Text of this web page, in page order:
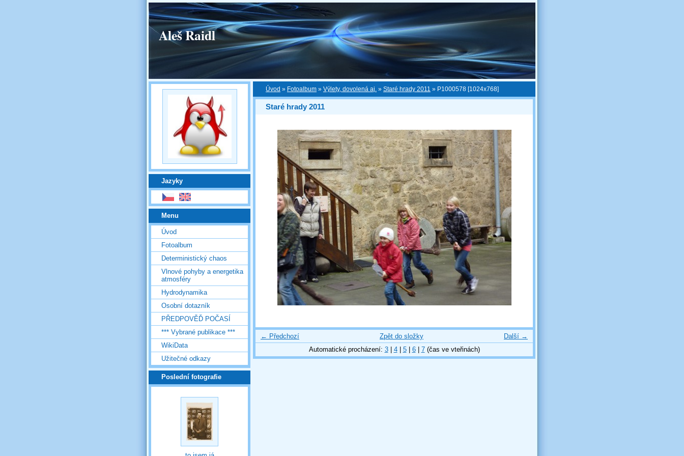
Aleš Raidl
Úvod » Fotoalbum » Výlety, dovolená aj. » Staré hrady 2011 » P1000578 [1024x768]
Staré hrady 2011
← Předchozí Další →
Zpět do složky
Automatické procházení: 3| 4| 5| 6| 7(čas ve vteřinách)
Jazyky
Menu
Úvod
Fotoalbum
Deterministický chaos
Vlnové pohyby a energetika
atmosféry
Hydrodynamika
Osobní dotazník
PŘEDPOVĚĎ POČASÍ
*** Vybrané publikace ***
WikiData
Užitečné odkazy
Poslední fotografie